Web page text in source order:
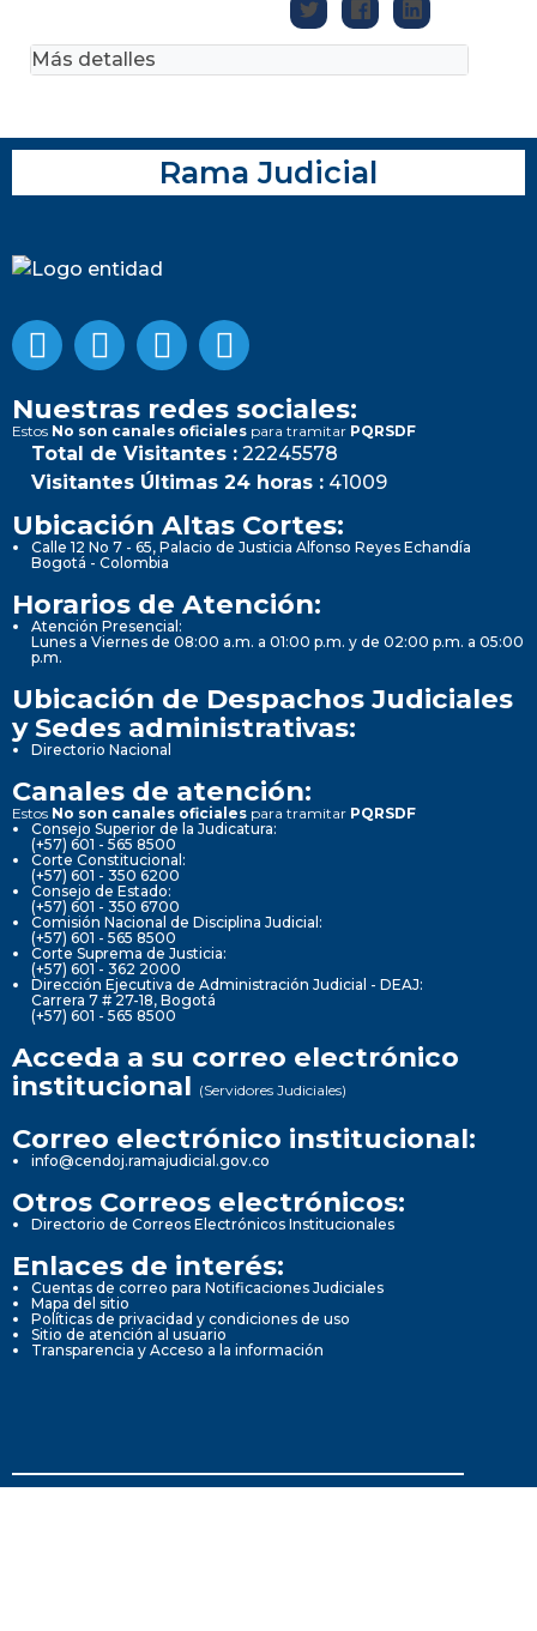
Más detalles
Rama Judicial
Nuestras redes sociales:
Estos No son canales oficiales para tramitar PQRSDF
Total de Visitantes : 22245578
Visitantes Últimas 24 horas : 41009
Ubicación Altas Cortes:
Calle 12 No 7 - 65, Palacio de Justicia Alfonso Reyes Echandía
Bogotá - Colombia
Horarios de Atención:
Atención Presencial:
Lunes a Viernes de 08:00 a.m. a 01:00 p.m. y de 02:00 p.m. a 05:00
p.m.
Ubicación de Despachos Judiciales
y Sedes administrativas:
Directorio Nacional
Canales de atención:
Estos No son canales oficiales para tramitar PQRSDF
Consejo Superior de la Judicatura:
(+57) 601 - 565 8500
Corte Constitucional:
(+57) 601 - 350 6200
Consejo de Estado:
(+57) 601 - 350 6700
Comisión Nacional de Disciplina Judicial:
(+57) 601 - 565 8500
Corte Suprema de Justicia:
(+57) 601 - 362 2000
Dirección Ejecutiva de Administración Judicial - DEAJ:
Carrera 7 # 27-18, Bogotá
(+57) 601 - 565 8500
Acceda a su correo electrónico
institucional (Servidores Judiciales)
Correo electrónico institucional:
info@cendoj.ramajudicial.gov.co
Otros Correos electrónicos:
Directorio de Correos Electrónicos Institucionales
Enlaces de interés:
Cuentas de correo para Notificaciones Judiciales
Mapa del sitio
Políticas de privacidad y condiciones de uso
Sitio de atención al usuario
Transparencia y Acceso a la información